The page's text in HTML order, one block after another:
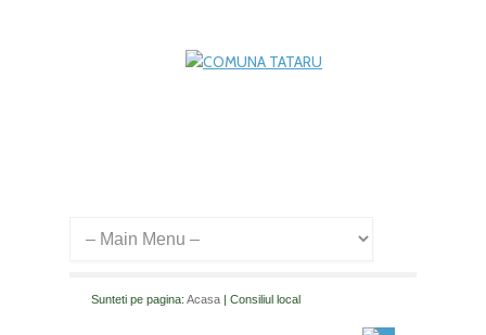
Sunteti pe pagina: Acasa | Consiliul local